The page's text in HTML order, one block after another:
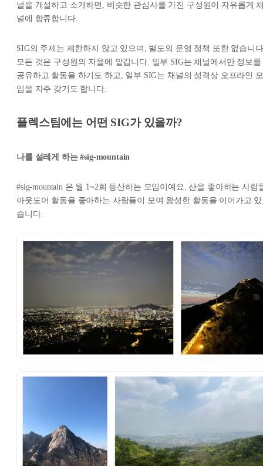
널을 개설하고 소개하면, 비슷한 관심사를 가진 구성원이 자유롭게
널에 합류합니다.
SIG의 주제는 제한하지 않고 있으며, 별도의 운영 정책 또한 없습니
모든 것은 구성원의 자율에 맡깁니다. 일부 SIG는 채널에서만 정보를
공유하고 활동을 하기도 하고, 일부 SIG는 채널의 성격상 오프라인 모
임을 자주 갖기도 합니다.
플렉스팀에는 어떤 SIG가 있을까?
나를 설레게 하는 #sig-mountain
#sig-mountain 은 월 1~2회 등산하는 모임이예요. 산을 좋아하는 사람
아웃도어 활동을 좋아하는 사람들이 모여 왕성한 활동을 이어가고 있
습니다.